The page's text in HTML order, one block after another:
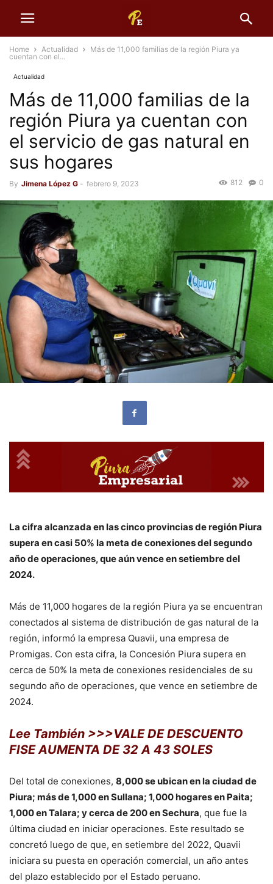
Home Actualidad
Más de 11,000 familias de la región Piura ya
cuentan con el...
Actualidad
Más de 11,000 familias de la
región Piura ya cuentan con
el servicio de gas natural en
sus hogares
By Jimena López G - febrero 9, 2023 0
812
La cifra alcanzada en las cinco provincias de región Piura
supera en casi 50% la meta de conexiones del segundo
año de operaciones, que aún vence en setiembre del
2024.
Más de 11,000 hogares de la región Piura ya se encuentran
conectados al sistema de distribución de gas natural de la
región, informó la empresa Quavii, una empresa de
Promigas. Con esta cifra, la Concesión Piura supera en
cerca de 50% la meta de conexiones residenciales de su
segundo año de operaciones, que vence en setiembre de
2024.
Lee También >>>VALE DE DESCUENTO
FISE AUMENTA DE 32 A 43 SOLES
Del total de conexiones, 8,000 se ubican en la ciudad de
Piura; más de 1,000 en Sullana; 1,000 hogares en Paita;
1,000 en Talara; y cerca de 200 en Sechura, que fue la
última ciudad en iniciar operaciones. Este resultado se
concretó luego de que, en setiembre del 2022, Quavii
iniciara su puesta en operación comercial, un año antes
del plazo establecido por el Estado peruano.